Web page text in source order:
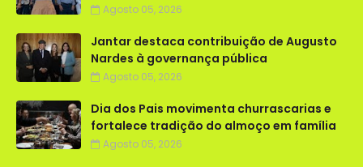
Agosto 05, 2026
Jantar destaca contribuição de Augusto
Nardes à governança pública
Agosto 05, 2026
Dia dos Pais movimenta churrascarias e
fortalece tradição do almoço em família
Agosto 05, 2026